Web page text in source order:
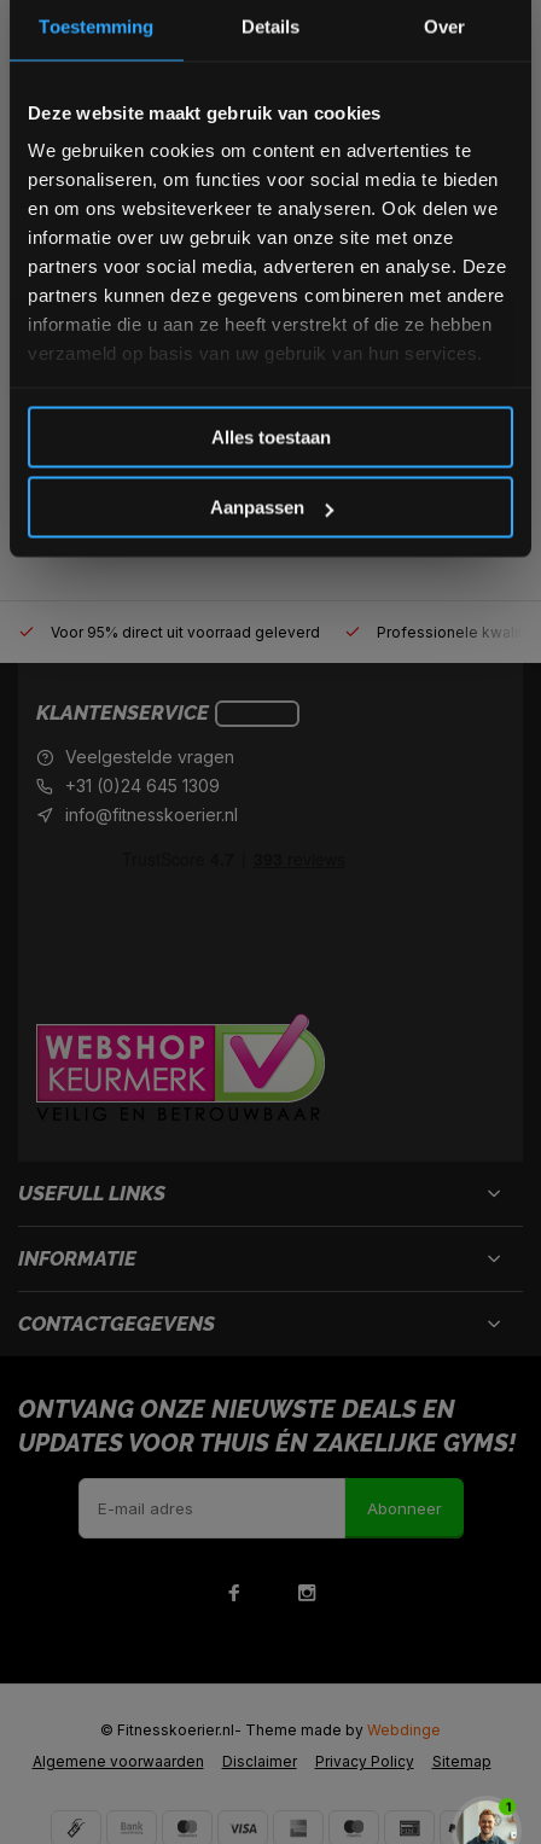
Toestemming Details Over
Deze website maakt gebruik van cookies
We gebruiken cookies om content en advertenties te
personaliseren, om functies voor social media te bieden
en om ons websiteverkeer te analyseren. Ook delen we
informatie over uw gebruik van onze site met onze
partners voor social media, adverteren en analyse. Deze
partners kunnen deze gegevens combineren met andere
informatie die u aan ze heeft verstrekt of die ze hebben
verzameld op basis van uw gebruik van hun services.
Alles toestaan
Aanpassen
RDX Sports
Bokshandschoenen
Leer T9 Rood
Op voorraad
€76,99
Vergelijk
RDX Sports Ultimate Pro
Swivel Heavy Duty
Niet op voorraad, vraag naar
de levertijd
€29,95
Vergelijk
1
Voor 95% direct uit voorraad geleverd Professionele
KLANTENSERVICE
Veelgestelde vragen
+31 (0)24 645 1309
info@fitnesskoerier.nl
USEFULL LINKS
INFORMATIE
CONTACTGEGEVENS
ONTVANG ONZE NIEUWSTE DEALS EN
UPDATES VOOR THUIS ÉN ZAKELIJKE GYMS!
Abonneer
Algemene voorwaarden Disclaimer Privacy Policy Sitemap
© Fitnesskoerier.nl- Theme made by Webdinge
Bam! 5% korting op je volgende
bestelling
Schrijf je in voor onze nieuwsbrief om op de hoogte te
blijven over onze nieuwe producten, deals en meer
interessante info. Ontvang 5% korting op je eerstvolgende
aankoop! 😀
Inschrijven
*Verzendkosten vallen buiten de korting
1